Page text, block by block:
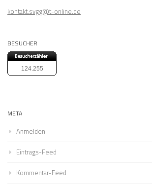
kontakt.svgg@t-online.de
BESUCHER
124.255
META
Anmelden
Eintrags-Feed
Kommentar-Feed